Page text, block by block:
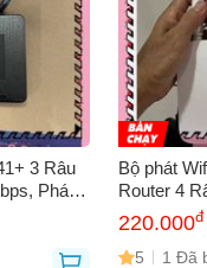
3 Râu
Phát
Bộ phát
Router 4
Khỏe,
Đặt
220.000đ
5 1 Đã